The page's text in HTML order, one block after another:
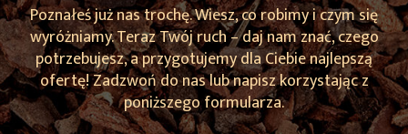
Poznałeś już nas trochę. Wiesz, co robimy i czym się
wyróżniamy.Teraz Twój ruch – daj nam znać, czego
potrzebujesz, a przygotujemy dla Ciebie najlepszą
ofertę!Zadzwoń do nas lub napisz korzystając z
poniższego formularza.